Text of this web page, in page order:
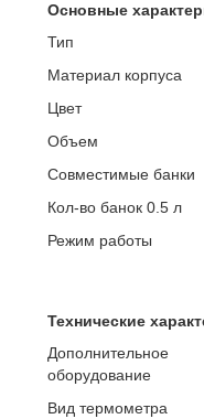
Основные
Тип
Материал корпуса
Цвет
Объем
Совместимые банки
Кол-во банок 0.5 л
Режим работы
Технические
Дополнительное
оборудование
Вид термометра